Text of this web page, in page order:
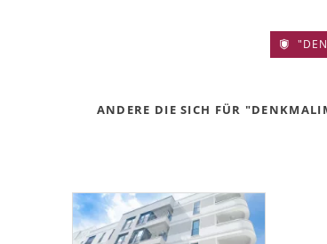
ANDERE DIE SICH FÜR